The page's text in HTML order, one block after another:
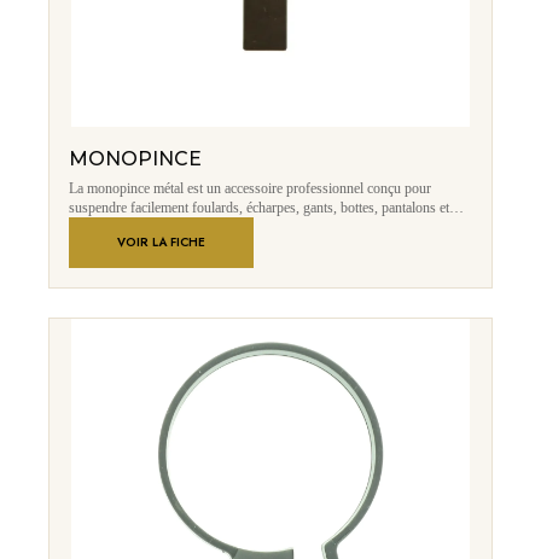
MONOPINCE
La monopince métal est un accessoire professionnel conçu pour
suspendre facilement foulards, écharpes, gants, bottes, pantalons et
aluminium brossé, elle offre une excellente résistance, un design
moderne et un maintien efficace grâce à sa pince robuste équipée d’une
protection intérieure.
VOIR LA FICHE